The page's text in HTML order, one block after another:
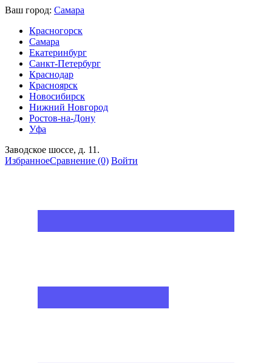
Ваш город: Самара
Красногорск
Самара
Екатеринбург
Санкт-Петербург
Краснодар
Красноярск
Новосибирск
Нижний Новгород
Ростов-на-Дону
Уфа
Заводское шоссе, д. 11.
ИзбранноеСравнение (0) Войти